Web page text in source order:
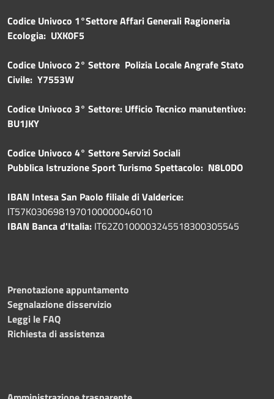
Codice Univoco 1°Settore Affari Generali Ragioneria
Ecologia: UXK0F5
Codice Univoco 2° Settore Polizia Locale Angrafe Stato
Civile: Y7553W
Codice Univoco 3° Settore: Ufficio Tecnico manutentivo:
BU1JKY
Codice Univoco 4° Settore Servizi Sociali
Pubblica Istruzione Sport Turismo Spettacolo: N8L0DO
IBAN Intesa San Paolo filiale di Valderice:
IT57K0306981970100000046010
IBAN Banca d'Italia: IT62Z0100003245518300305545
Prenotazione appuntamento
Segnalazione disservizio
Leggi le FAQ
Richiesta di assistenza